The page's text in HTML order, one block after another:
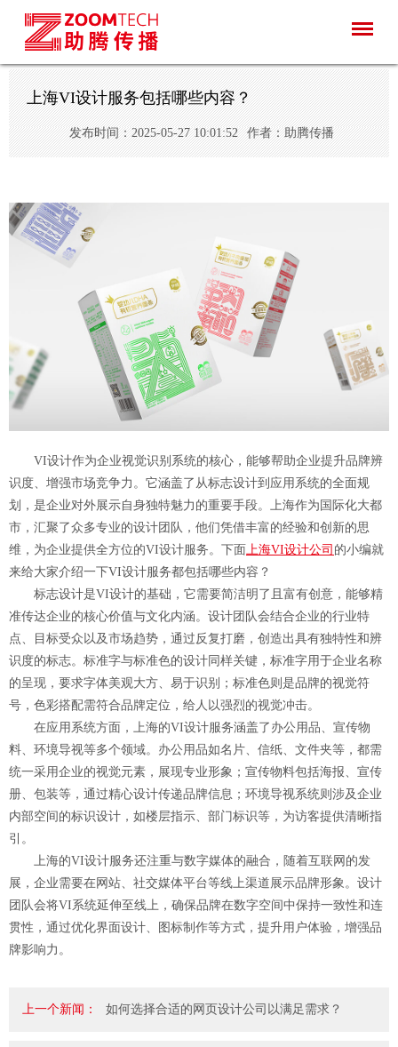
上海VI设计服务包括哪些内容？
发布时间：2025-05-27 10:01:52 作者：助腾传播
VI设计作为企业视觉识别系统的核心，能够帮助企业提升品牌辨
识度、增强市场竞争力。它涵盖了从标志设计到应用系统的全面规
划，是企业对外展示自身独特魅力的重要手段。上海作为国际化大都
市，汇聚了众多专业的设计团队，他们凭借丰富的经验和创新的思
维，为企业提供全方位的VI设计服务。下面 上海VI设计公司 的小编就
来给大家介绍一下VI设计服务都包括哪些内容？
标志设计是VI设计的基础，它需要简洁明了且富有创意，能够精
准传达企业的核心价值与文化内涵。设计团队会结合企业的行业特
点、目标受众以及市场趋势，通过反复打磨，创造出具有独特性和辨
识度的标志。标准字与标准色的设计同样关键，标准字用于企业名称
的呈现，要求字体美观大方、易于识别；标准色则是品牌的视觉符
号，色彩搭配需符合品牌定位，给人以强烈的视觉冲击。
在应用系统方面，上海的VI设计服务涵盖了办公用品、宣传物
料、环境导视等多个领域。办公用品如名片、信纸、文件夹等，都需
统一采用企业的视觉元素，展现专业形象；宣传物料包括海报、宣传
册、包装等，通过精心设计传递品牌信息；环境导视系统则涉及企业
内部空间的标识设计，如楼层指示、部门标识等，为访客提供清晰指
引。
上海的VI设计服务还注重与数字媒体的融合，随着互联网的发
展，企业需要在网站、社交媒体平台等线上渠道展示品牌形象。设计
团队会将VI系统延伸至线上，确保品牌在数字空间中保持一致性和连
贯性，通过优化界面设计、图标制作等方式，提升用户体验，增强品
牌影响力。
上一个新闻： 如何选择合适的网页设计公司以满足需求？